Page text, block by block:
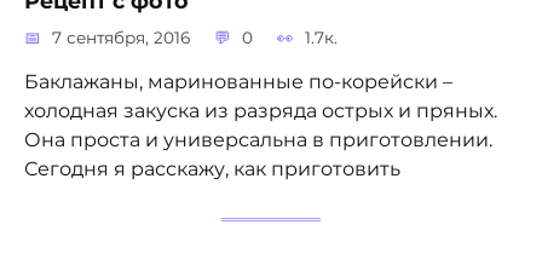
7 сентября, 2016 0 1.7к.
Баклажаны, маринованные по-корейски –
холодная закуска из разряда острых и пряных.
Она проста и универсальна в приготовлении.
Сегодня я расскажу, как приготовить